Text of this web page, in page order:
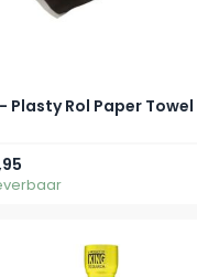
Plasty Rol Paper
prijs